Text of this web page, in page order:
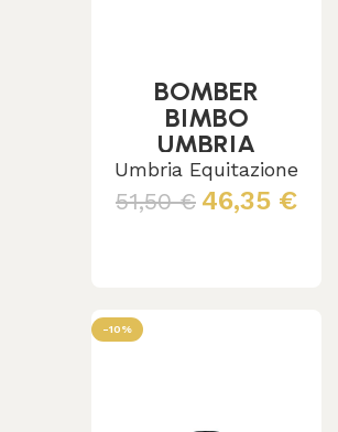
BOMBER
BIMBO
UMBRIA
MEZZA
STAGIONE
Umbria Equitazione
51,50€ 46,35 €
-10%